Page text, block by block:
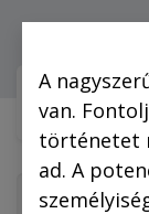
A
van.
történetet
ad. A